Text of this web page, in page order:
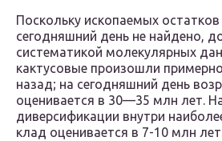
Поскольку ископаемых остатков
сегодняшний день не найдено,
систематикой молекулярных
кактусовые произошли
назад; на сегодняшний день
оценивается в 30—35 млн лет.
диверсификации внутри
клад оценивается в 7-10 млн